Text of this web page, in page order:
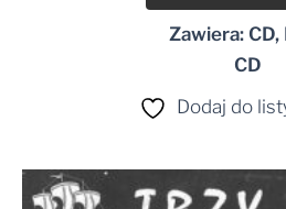
Zawiera: CD,
CD
Dodaj do